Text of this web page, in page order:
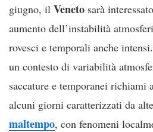
giugno, il Veneto sarà
aumento dell’instabilità
rovesci e temporali anche
un contesto di variabilità
saccature e temporanei
alcuni giorni caratterizzati da
maltempo, con fenomeni